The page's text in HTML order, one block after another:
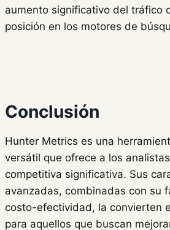
aumento significativo del tráfico
posición en los motores de
Conclusión
Hunter Metrics es una
versátil que ofrece a los
competitiva significativa. Sus
avanzadas, combinadas con su
costo-efectividad, la convierten
para aquellos que buscan